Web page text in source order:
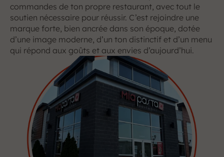
commandes de ton propre restaurant, avec tout le
soutien nécessaire pour réussir. C’est rejoindre une
marque forte, bien ancrée dans son époque, dotée
d’une image moderne, d’un ton distinctif et d’un menu
qui répond aux goûts et aux envies d’aujourd’hui.